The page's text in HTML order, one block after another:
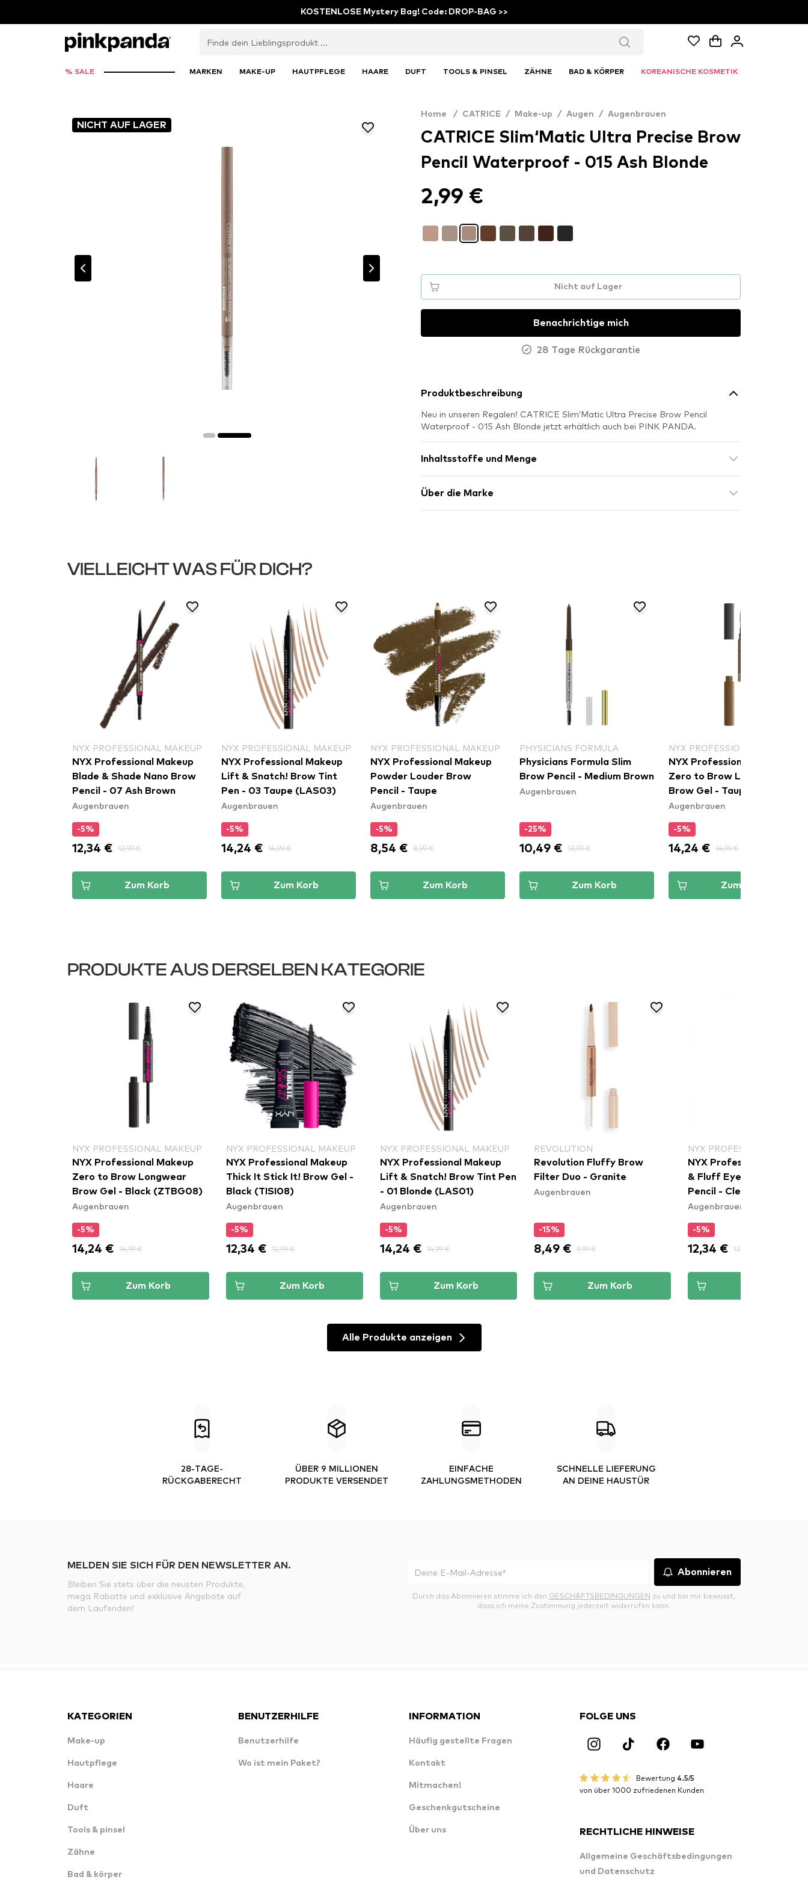
KOSTENLOSE Mystery Bag! Code: DROP-BAG >>
% SALE MARKEN MAKE-UP HAUTPFLEGE HAARE DUFT TOOLS & PINSEL ZÄHNE BAD & KÖRPER KOREANISCHE KOSMETIK
NICHT AUF LAGER
Home / CATRICE / Make-up / Augen / Augenbrauen
CATRICE Slim‘Matic Ultra Precise Brow
Pencil Waterproof - 015 Ash Blonde
2,99 €
Nicht auf Lager
Benachrichtige mich
28 Tage Rückgarantie
Produktbeschreibung
Neu in unseren Regalen! CATRICE Slim‘Matic Ultra Precise Brow Pencil
Waterproof - 015 Ash Blonde jetzt erhältlich auch bei PINK PANDA.
Inhaltsstoffe und Menge
Über die Marke
VIELLEICHT WAS FÜR DICH?
NYX PROFESSIONAL MAKEUP
NYX Professional Makeup
Blade & Shade Nano Brow
Pencil - 07 Ash Brown
Augenbrauen
-5%
12,34 € 12,99 €
Zum Korb
NYX PROFESSIONAL MAKEUP
NYX Professional Makeup
Lift & Snatch! Brow Tint
Pen - 03 Taupe (LAS03)
Augenbrauen
-5%
14,24 € 14,99 €
Zum Korb
NYX PROFESSIONAL MAKEUP
NYX Professional Makeup
Powder Louder Brow
Pencil - Taupe
Augenbrauen
-5%
8,54 € 8,99 €
Zum Korb
PHYSICIANS FORMULA
Physicians Formula Slim
Brow Pencil - Medium Brown
Augenbrauen
-25%
10,49 € 13,99 €
Zum Korb
NYX PROFESSIONAL MAKEUP
NYX Professional Makeup
Zero to Brow Longwear
Brow Gel - Taupe (ZTBG03)
Augenbrauen
-5%
14,24 € 14,99 €
Zum Korb
PRODUKTE AUS DERSELBEN KATEGORIE
NYX PROFESSIONAL MAKEUP
NYX Professional Makeup
Zero to Brow Longwear
Brow Gel - Black (ZTBG08)
Augenbrauen
-5%
14,24 € 14,99 €
Zum Korb
NYX PROFESSIONAL MAKEUP
NYX Professional Makeup
Thick It Stick It! Brow Gel -
Black (TISI08)
Augenbrauen
-5%
12,34 € 12,99 €
Zum Korb
NYX PROFESSIONAL MAKEUP
NYX Professional Makeup
Lift & Snatch! Brow Tint Pen
- 01 Blonde (LAS01)
Augenbrauen
-5%
14,24 € 14,99 €
Zum Korb
REVOLUTION
Revolution Fluffy Brow
Filter Duo - Granite
Augenbrauen
-15%
8,49 € 9,99 €
Zum Korb
NYX PROFESSIONAL
NYX Professional
& Fluff Eyebrow Pomade
Pencil - Clear
Augenbrauen
-5%
12,34 € 12,99 €
Alle Produkte anzeigen
28-TAGE-
RÜCKGABERECHT
ÜBER 9 MILLIONEN
PRODUKTE VERSENDET
EINFACHE
ZAHLUNGSMETHODEN
SCHNELLE LIEFERUNG
AN DEINE HAUSTÜR
MELDEN SIE SICH FÜR DEN NEWSLETTER AN.
Bleiben Sie stets über die neusten Produkte,
mega Rabatte und exklusive Angebote auf
dem Laufenden!
Abonnieren
Durch das Abonnieren stimme ich den GESCHÄFTSBEDINGUNGEN zu und bin mir bewusst,
dass ich meine Zustimmung jederzeit widerrufen kann.
KATEGORIEN
Make-up
Hautpflege
Haare
Duft
Tools & pinsel
Zähne
Bad & körper
BENUTZERHILFE
Benutzerhilfe
Wo ist mein Paket?
INFORMATION
Häufig gestellte Fragen
Kontakt
Mitmachen!
Geschenkgutscheine
Über uns
FOLGE UNS
Bewertung 4.5/5
von über 1000 zufriedenen Kunden
RECHTLICHE HINWEISE
Allgemeine Geschäftsbedingungen
und Datenschutz